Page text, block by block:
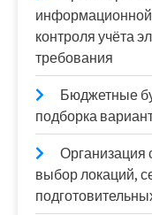
контроля учёта
требования
Бюджетные
подборка
Организация
выбор локаций,